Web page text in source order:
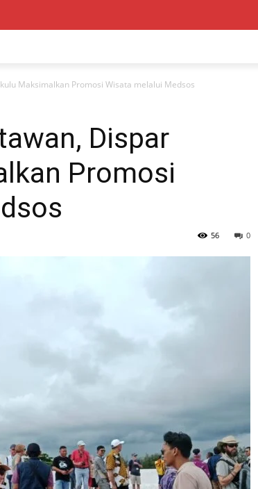
Maksimalkan Promosi Wisata melalui Medsos
Dispar
Promosi
0
56